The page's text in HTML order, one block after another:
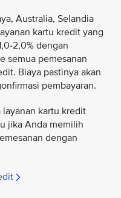
Australia, Selandia
kartu kredit yang
2,0% dengan
semua pemesanan
Biaya pastinya akan
pembayaran.
kartu kredit
jika Anda memilih
dengan